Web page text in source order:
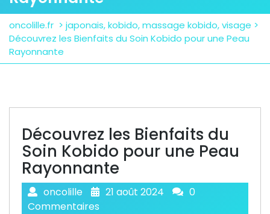
oncolille.fr > japonais,kobido,massage kobido,visage >
Découvrez les Bienfaits du Soin Kobido pour une Peau
Rayonnante
Découvrez les Bienfaits du
Soin Kobido pour une Peau
Rayonnante
oncolille 21 août 2024
0
Commentaires